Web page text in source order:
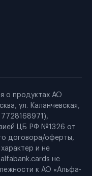
о продуктах АО
ул. Каланчевская,
ЦБ РФ №1326 от
договора/оферты,
и не
не
к АО «Альфа-